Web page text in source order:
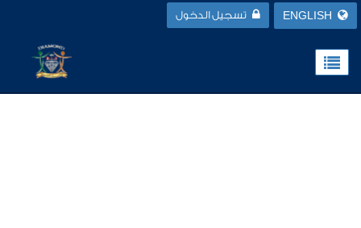
ENGLISH تسجيل الدخول